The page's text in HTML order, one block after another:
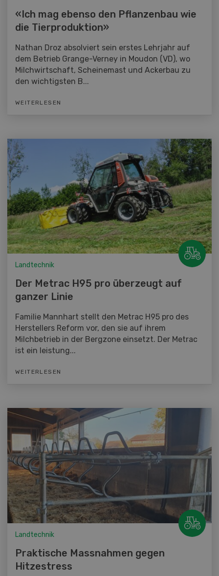
«Ich mag ebenso den Pflanzenbau wie
die Tierproduktion»
Nathan Droz absolviert sein erstes Lehrjahr auf
dem Betrieb Grange-Verney in Moudon (VD), wo
Milchwirtschaft, Scheinemast und Ackerbau zu
den wichtigsten B...
WEITERLESEN
Landtechnik
Der Metrac H95 pro überzeugt auf
ganzer Linie
Familie Mannhart stellt den Metrac H95 pro des
Herstellers Reform vor, den sie auf ihrem
Milchbetrieb in der Bergzone einsetzt. Der Metrac
ist ein leistung...
WEITERLESEN
Landtechnik
Praktische Massnahmen gegen
Hitzestress